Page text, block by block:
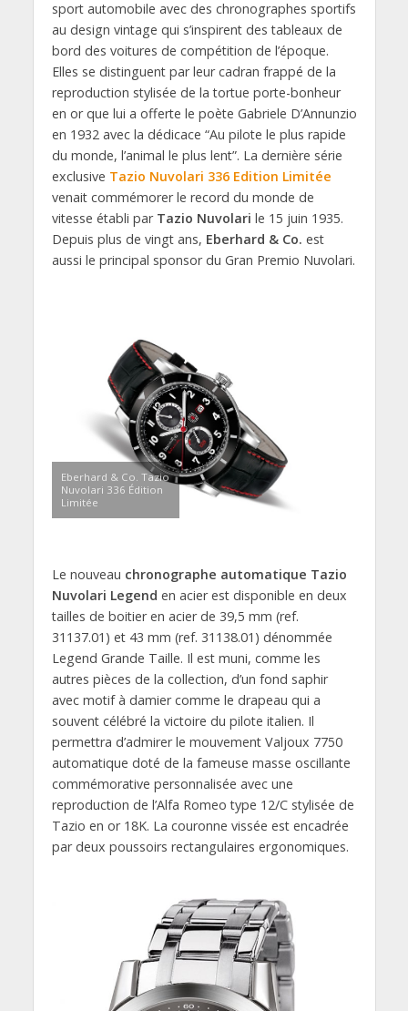
sport automobile avec des chronographes sportifs
au design vintage qui s’inspirent des tableaux de
bord des voitures de compétition de l’époque.
Elles se distinguent par leur cadran frappé de la
reproduction stylisée de la tortue porte-bonheur
en or que lui a offerte le poète Gabriele D’Annunzio
en 1932 avec la dédicace “Au pilote le plus rapide
du monde, l’animal le plus lent”. La dernière série
exclusive Tazio Nuvolari 336 Edition Limitée
venait commémorer le record du monde de
vitesse établi par Tazio Nuvolari le 15 juin 1935.
Depuis plus de vingt ans, Eberhard & Co. est
aussi le principal sponsor du Gran Premio Nuvolari.
Eberhard & Co. Tazio
Nuvolari 336 Édition
Limitée
Le nouveau chronographe automatique Tazio
Nuvolari Legend en acier est disponible en deux
tailles de boitier en acier de 39,5 mm (ref.
31137.01) et 43 mm (ref. 31138.01) dénommée
Legend Grande Taille. Il est muni, comme les
autres pièces de la collection, d’un fond saphir
avec motif à damier comme le drapeau qui a
souvent célébré la victoire du pilote italien. Il
permettra d’admirer le mouvement Valjoux 7750
automatique doté de la fameuse masse oscillante
commémorative personnalisée avec une
reproduction de l’Alfa Romeo type 12/C stylisée de
Tazio en or 18K. La couronne vissée est encadrée
par deux poussoirs rectangulaires ergonomiques.